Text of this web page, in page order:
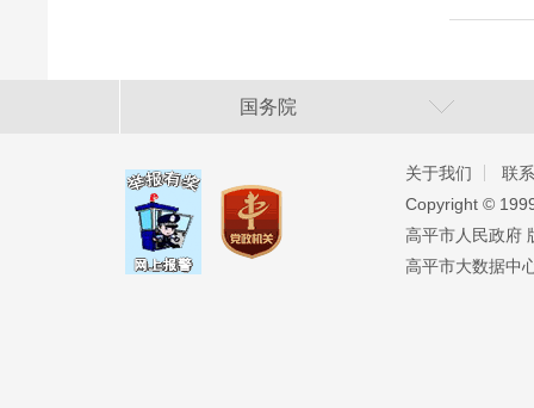
国务院
关于我们
联
Copyright ©️
高平市人民政府
高平市大数据